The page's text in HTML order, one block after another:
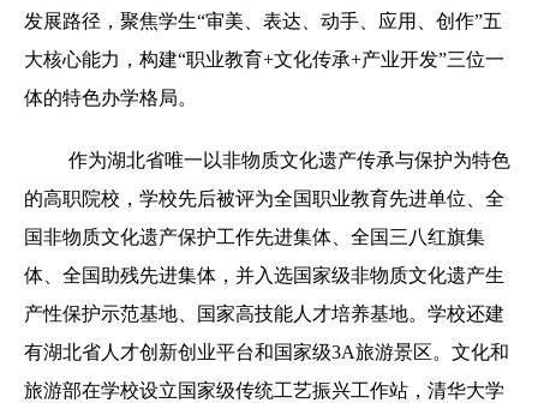
发展路径，聚焦学生“审美、表达、动手、应用、创作”五
大核心能力，构建“职业教育+文化传承+产业开发”三位一
体的特色办学格局。
作为湖北省唯一以非物质文化遗产传承与保护为特色
的高职院校，学校先后被评为全国职业教育先进单位、全
国非物质文化遗产保护工作先进集体、全国三八红旗集
体、全国助残先进集体，并入选国家级非物质文化遗产生
产性保护示范基地、国家高技能人才培养基地。学校还建
有湖北省人才创新创业平台和国家级3A旅游景区。文化和
旅游部在学校设立国家级传统工艺振兴工作站，清华大学